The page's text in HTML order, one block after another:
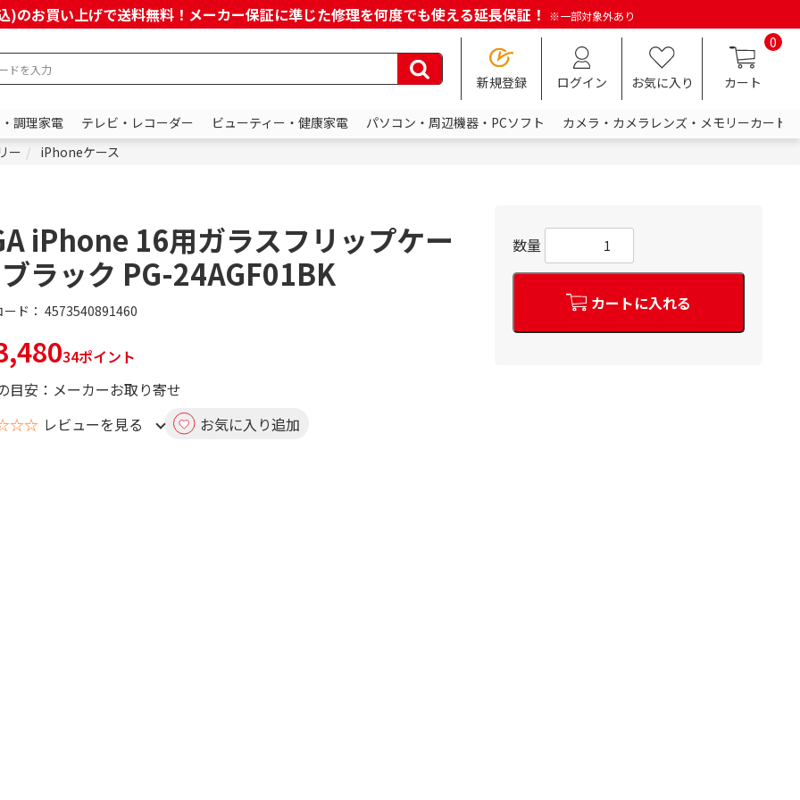
のお買い上げで送料無料！メーカー保証に準じた修理を何度でも使える延長保証！ ※一部対象外あり
新規登録 ログイン お気に入り
0
カート
調理家電 テレビ・レコーダー ビューティー・健康家電 パソコン・周辺機器・PCソフト
カメラ・カメラレンズ・メモリーカード
ー
iPhoneケース
iPhone 16用ガラスフリップケー
ラック PG-24AGF01BK
ド： 4573540891460
34ポイント
目安：メーカーお取り寄せ
レビューを見る お気に入り追加
数量
カートに入れる